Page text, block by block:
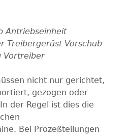
Antriebseinheit
Treibergerüst Vorschub
Vortreiber
nicht nur gerichtet,
gezogen oder
der Regel ist dies die
Bei Prozeßteilungen